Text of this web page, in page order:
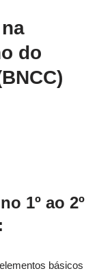
do
1º ao 2º
básicos